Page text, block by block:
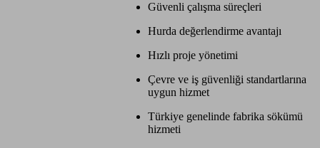
Güvenli çalışma süreçleri
Hurda değerlendirme avantajı
Hızlı proje yönetimi
Çevre ve iş güvenliği standartlarına
uygun hizmet
Türkiye genelinde fabrika sökümü
hizmeti